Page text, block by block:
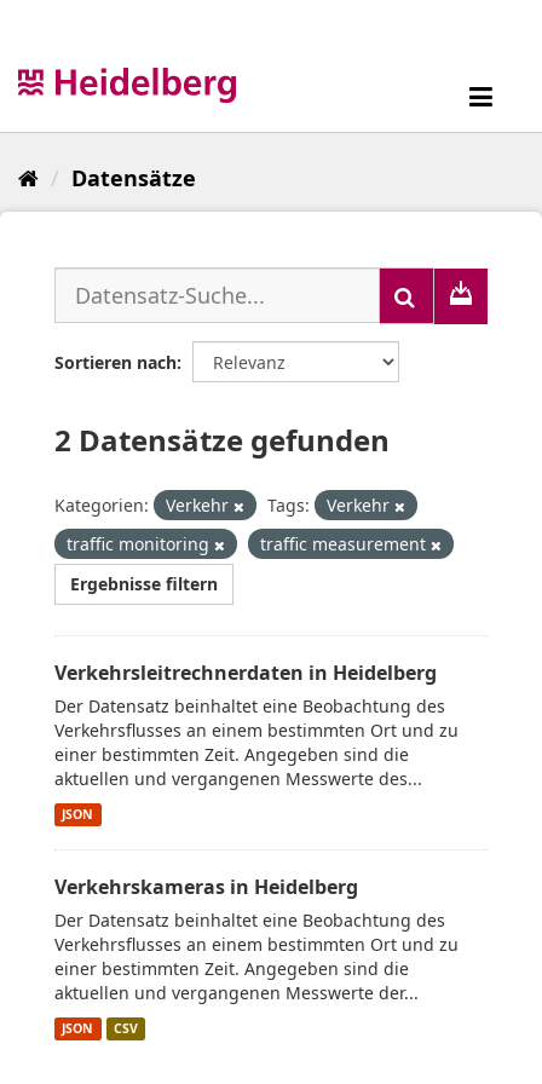
Datensätze
Sortieren nach
2 Datensätze gefunden
Kategorien: Verkehr Tags:
Verkehr
traffic monitoring
traffic measurement
Ergebnisse filtern
Verkehrsleitrechnerdaten in Heidelberg
Der Datensatz beinhaltet eine Beobachtung des
Verkehrsflusses an einem bestimmten Ort und zu
einer bestimmten Zeit. Angegeben sind die
aktuellen und vergangenen Messwerte des...
JSON
Verkehrskameras in Heidelberg
Der Datensatz beinhaltet eine Beobachtung des
Verkehrsflusses an einem bestimmten Ort und zu
einer bestimmten Zeit. Angegeben sind die
aktuellen und vergangenen Messwerte der...
JSON CSV